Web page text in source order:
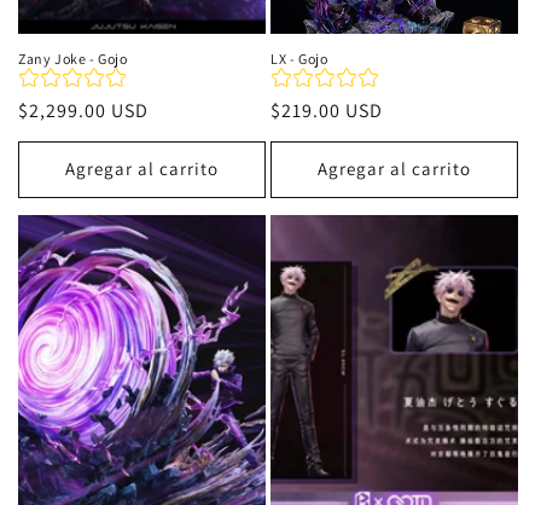
Zany Joke - Gojo
Precio
habitual
$2,299.00 USD
Agregar al carrito
LX - Gojo
Precio
habitual
$219.00 USD
Agregar al carrito